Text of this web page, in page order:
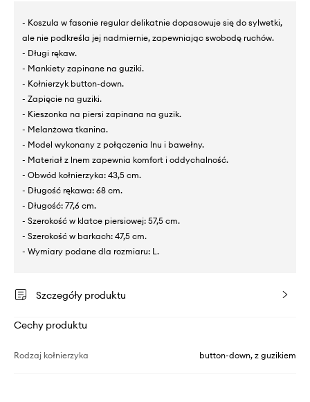
- Koszula w fasonie regular delikatnie dopasowuje się do sylwetki,
ale nie podkreśla jej nadmiernie, zapewniając swobodę ruchów.
- Długi rękaw.
- Mankiety zapinane na guziki.
- Kołnierzyk button-down.
- Zapięcie na guziki.
- Kieszonka na piersi zapinana na guzik.
- Melanżowa tkanina.
- Model wykonany z połączenia lnu i bawełny.
- Materiał z lnem zapewnia komfort i oddychalność.
- Obwód kołnierzyka: 43,5 cm.
- Długość rękawa: 68 cm.
- Długość: 77,6 cm.
- Szerokość w klatce piersiowej: 57,5 cm.
- Szerokość w barkach: 47,5 cm.
- Wymiary podane dla rozmiaru: L.
Szczegóły produktu
Cechy produktu
Rodzaj kołnierzyka button-down, z guzikiem